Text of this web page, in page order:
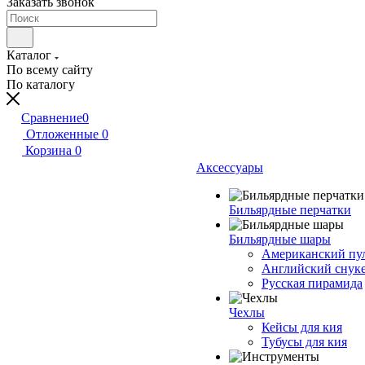
Каталог
По всему сайту
По каталогу
Сравнение0
Отложенные 0
Корзина 0
Аксессуары
Бильярдные перчатки
Бильярдные шары
Американский
Английский
Русская пирамида
Чехлы
Кейсы для кия
Тубусы для кия